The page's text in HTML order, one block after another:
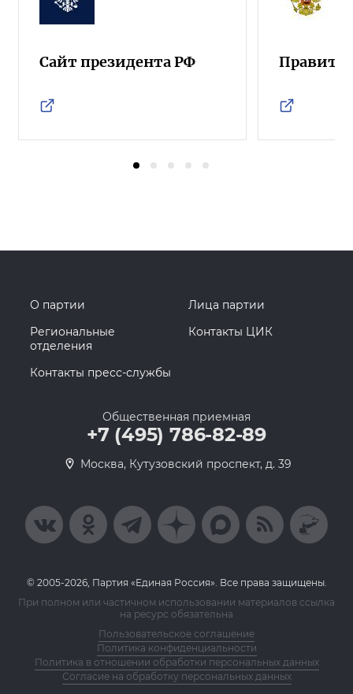
Сайт президента РФ
О партии
Лица партии
Региональные
отделения
Контакты ЦИК
Контакты пресс-службы
Общественная приемная
+7 (495) 786-82-89
Москва, Кутузовский проспект, д. 39
© 2005-2026, Партия «Единая Россия». Все права защищены.
При полном или частичном использовании материалов ссылка
на ресурс обязательна
Пользовательское соглашение
Политика конфиденциальности
Политика в отношении обработки персональных данных
Согласие на обработку персональных данных